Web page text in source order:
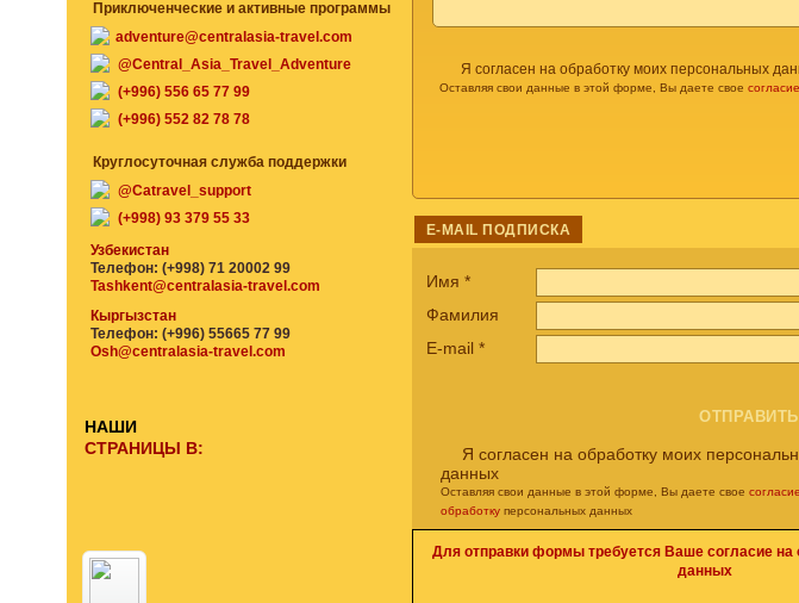
Я согласен на обработку моих персональных
Оставляя свои данные в этой форме, Вы даете свое
E-MAIL ПОДПИСКА
Имя *
Фамилия
E-mail *
Я согласен на обработку моих
данных
Оставляя свои данные в этой форме, Вы даете свое
обработку персональных данных
Для отправки формы требуется Ваше согласие на
данных
Приключенческие и активные программы
adventure@centralasia-travel.com
@Central_Asia_Travel_Adventure
(+996) 556 65 77 99
(+996) 552 82 78 78
Круглосуточная служба поддержки
@Catravel_support
(+998) 93 379 55 33
Узбекистан
Телефон: (+998) 71 20002 99
Tashkent@centralasia-travel.com
Кыргызстан
Телефон: (+996) 55665 77 99
Osh@centralasia-travel.com
НАШИ
СТРАНИЦЫ В: